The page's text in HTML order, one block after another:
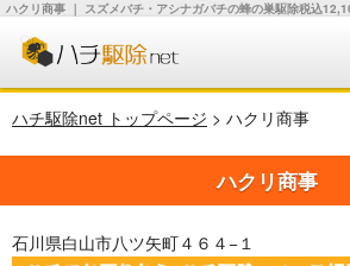
ハクリ商事 ｜ スズメバチ・アシナガバチの蜂の巣駆除税込
ハチ駆除net トップページ > ハクリ商事
ハクリ商事
石川県白山市八ツ矢町４６４−１